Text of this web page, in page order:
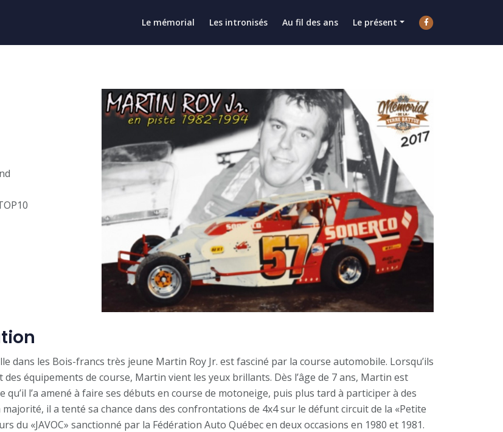
Le mémorial Les intronisés Au fil des ans Le présent
dans les Bois-francs très jeune Martin Roy Jr. est fasciné par la course automobile. Lorsqu’ils
équipements de course, Martin vient les yeux brillants. Dès l’âge de 7 ans, Martin est
l’a amené à faire ses débuts en course de motoneige, puis plus tard à participer à des
il a tenté sa chance dans des confrontations de 4x4 sur le défunt circuit de la «Petite
du «JAVOC» sanctionné par la Fédération Auto Québec en deux occasions en 1980 et 1981.